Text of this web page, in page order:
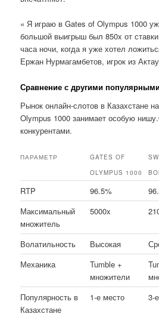
« Я играю в Gates of Olympus 1000
большой выигрыш был 850x от
часа ночи, когда я уже хотел
Ержан Нурмагамбетов, игрок из
Сравнение с другими
Рынок онлайн-слотов в Казахстане
Olympus 1000 занимает особую
конкурентами.
ПАРАМЕТР
GATES OF
OLYMPUS 1000
RTP 96.5%
Максимальный
множитель
5000x
Волатильность Высокая
Механика
Tumble +
множители
Популярность в
Казахстане
1-е место 3-